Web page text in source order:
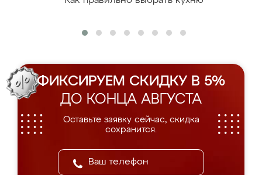
ФИКСИРУЕМ СКИДКУ В 5%
ДО КОНЦА АВГУСТА
Оставьте заявку сейчас, скидка
сохранится.